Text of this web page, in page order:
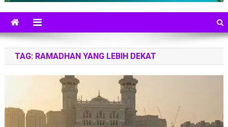
TAG: RAMADHAN YANG LEBIH DEKAT